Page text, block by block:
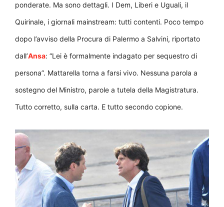
ponderate. Ma sono dettagli. I Dem, Liberi e Uguali, il
Quirinale, i giornali mainstream: tutti contenti. Poco tempo
dopo l’avviso della Procura di Palermo a Salvini, riportato
dall’Ansa: “Lei è formalmente indagato per sequestro di
persona”. Mattarella torna a farsi vivo. Nessuna parola a
sostegno del Ministro, parole a tutela della Magistratura.
Tutto corretto, sulla carta. E tutto secondo copione.